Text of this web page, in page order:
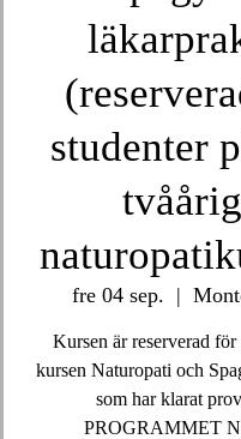
studenter
fre 04 sep.
  |
Kursen är reserverad för
kursen Naturopati och
som har klarat
PROGRAMMET